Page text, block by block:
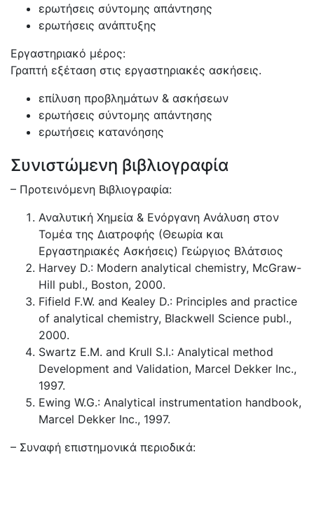
ερωτήσεις σύντομης απάντησης
ερωτήσεις ανάπτυξης
Εργαστηριακό μέρος:
Γραπτή εξέταση στις εργαστηριακές ασκήσεις.
επίλυση προβλημάτων & ασκήσεων
ερωτήσεις σύντομης απάντησης
ερωτήσεις κατανόησης
Συνιστώμενη βιβλιογραφία
– Προτεινόμενη Βιβλιογραφία:
Αναλυτική Χημεία & Ενόργανη Ανάλυση στον
Τομέα της Διατροφής (Θεωρία και
Εργαστηριακές Ασκήσεις) Γεώργιος Βλάτσιος
Harvey D.: Modern analytical chemistry, McGraw-
Hill publ., Boston, 2000.
Fifield F.W. and Kealey D.: Principles and practice
of analytical chemistry, Blackwell Science publ.,
2000.
Swartz E.M. and Krull S.I.: Analytical method
Development and Validation, Marcel Dekker Inc.,
1997.
Ewing W.G.: Analytical instrumentation handbook,
Marcel Dekker Inc., 1997.
– Συναφή επιστημονικά περιοδικά: